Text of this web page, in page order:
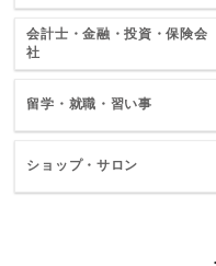
会計士・金融・投資・保険会
社
留学・就職・習い事
ショップ・サロン